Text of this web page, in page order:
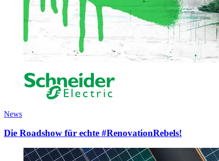
News
Die Roadshow für echte #RenovationRebels!